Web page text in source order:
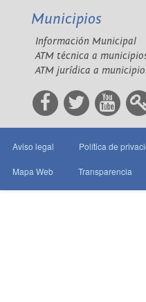
Municipios
Información Municipal
ATM técnica a
ATM jurídica a
Aviso legal Política de
Mapa Web Transparencia